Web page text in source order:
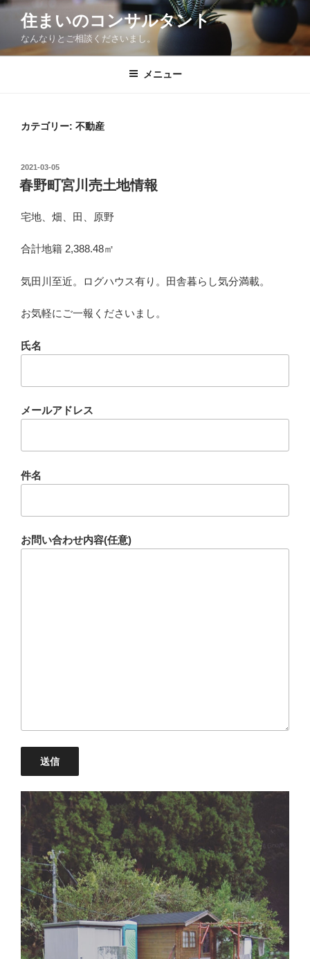
コ
ン
住まいのコンサルタント
なんなりとご相談くださいまし。
メニュー
カテゴリー: 不動産
投
稿
日:
2021-03-05
春野町宮川売土地情報
宅地、畑、田、原野
合計地籍 2,388.48㎡
気田川至近。ログハウス有り。田舎暮らし気分満載。
お気軽にご一報くださいまし。
氏名
メールアドレス
件名
お問い合わせ内容(任意)